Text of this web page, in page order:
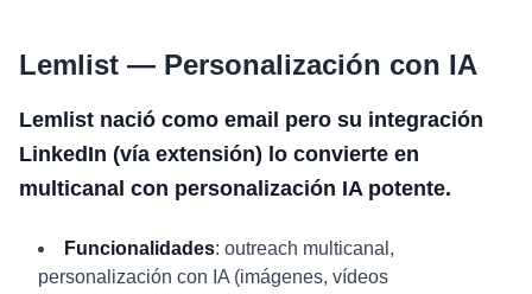
Lemlist — Personalización con IA
Lemlist nació como email pero su integración
LinkedIn (vía extensión) lo convierte en
multicanal con personalización IA potente.
Funcionalidades: outreach multicanal,
personalización con IA (imágenes, vídeos